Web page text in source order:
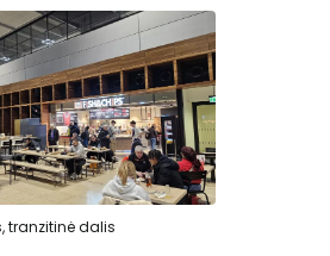
tranzitinė dalis